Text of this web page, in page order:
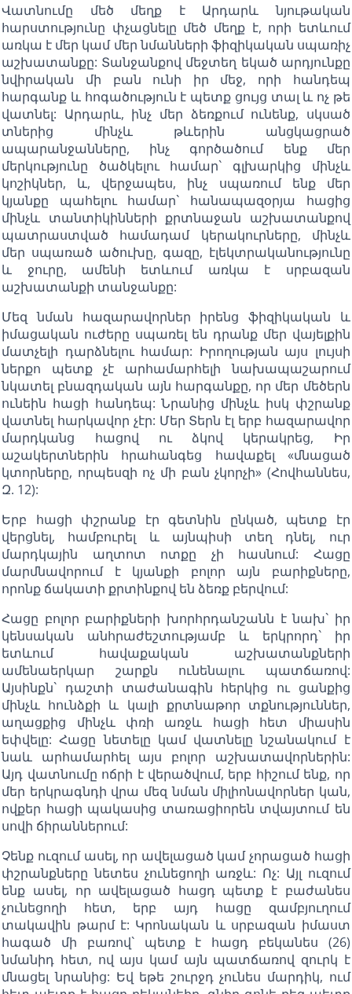
Վատնումը մեծ մեղք է Արդարև նյութական
հարստությունը փչացնելը մեծ մեղք է, որի ետևում
առկա է մեր կամ մեր նմանների ֆիզիկական սպառիչ
աշխատանքը: Տանջանքով մեջտեղ եկած արդյունքը
նվիրական մի բան ունի իր մեջ, որի հանդեպ
հարգանք և հոգածություն է պետք ցույց տալ և ոչ թե
վատնել: Արդարև, ինչ մեր ձեռքում ունենք, սկսած
տներից մինչև թևերին անցկացրած
ապարանջանները, ինչ գործածում ենք մեր
մերկությունը ծածկելու համար` գլխարկից մինչև
կոշիկներ, և, վերջապես, ինչ սպառում ենք մեր
կյանքը պահելու համար` հանապազօրյա հացից
մինչև տանտիկինների քրտնաջան աշխատանքով
պատրաստված համադամ կերակուրները, մինչև
մեր սպառած ածուխը, գազը, էլեկտրականությունը
և ջուրը, ամենի ետևում առկա է սրբազան
աշխատանքի տանջանքը:
Մեզ նման հազարավորներ իրենց ֆիզիկական և
իմացական ուժերը սպառել են դրանք մեր վայելքին
մատչելի դարձնելու համար: Իրողության այս լույսի
ներքո պետք չէ արհամարհելի նախապաշարում
նկատել բնազդական այն հարգանքը, որ մեր մեծերն
ունեին հացի հանդեպ: Նրանից մինչև իսկ փշրանք
վատնել հարկավոր չէր: Մեր Տերն էլ երբ հազարավոր
մարդկանց հացով ու ձկով կերակրեց, Իր
աշակերտներին հրահանգեց հավաքել «մնացած
կտորները, որպեսզի ոչ մի բան չկորչի» (Հովհաննես,
Զ. 12):
Երբ հացի փշրանք էր գետնին ընկած, պետք էր
վերցնել, համբուրել և այնպիսի տեղ դնել, ուր
մարդկային աղտոտ ոտքը չի հասնում: Հացը
մարմնավորում է կյանքի բոլոր այն բարիքները,
որոնք ճակատի քրտինքով են ձեռք բերվում:
Հացը բոլոր բարիքների խորհրդանշանն է նախ` իր
կենսական անհրաժեշտությամբ և երկրորդ` իր
ետևում հավաքական աշխատանքների
ամենաերկար շարքն ունենալու պատճառով:
Այսինքն` դաշտի տաժանագին հերկից ու ցանքից
մինչև հունձքի և կալի քրտնաթոր տքնություններ,
աղացքից մինչև փռի առջև հացի հետ միասին
եփվելը: Հացը նետելը կամ վատնելը նշանակում է
նաև արհամարհել այս բոլոր աշխատավորներին:
Այդ վատնումը ոճրի է վերածվում, երբ հիշում ենք, որ
մեր երկրագնդի վրա մեզ նման միլիոնավորներ կան,
ովքեր հացի պակասից տառացիորեն տվայտում են
սովի ճիրաններում:
Չենք ուզում ասել, որ ավելացած կամ չորացած հացի
փշրանքները նետես չունեցողի առջև: Ոչ: Այլ ուզում
ենք ասել, որ ավելացած հացդ պետք է բաժանես
չունեցողի հետ, երբ այդ հացը զամբյուղում
տակավին թարմ է: Կրոնական և սրբազան իմաստ
հագած մի բառով` պետք է հացդ բեկանես (26)
նմանիդ հետ, ով այս կամ այն պատճառով զուրկ է
մնացել նրանից: Եվ եթե շուրջդ չունես մարդիկ, ում